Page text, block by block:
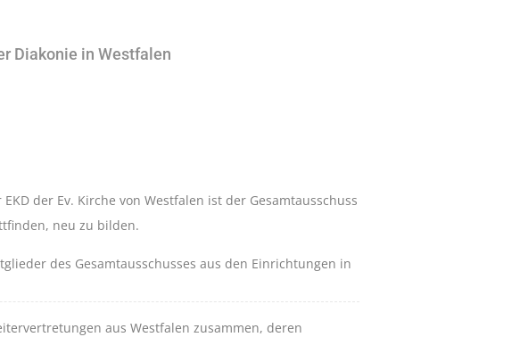
Diakonie in Westfalen
der Ev. Kirche von Westfalen ist der Gesamtausschuss
neu zu bilden.
des Gesamtausschusses aus den Einrichtungen in
aus Westfalen zusammen, deren